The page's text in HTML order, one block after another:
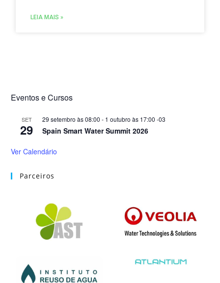
promovem o acesso seguro à água. Além disso,
LEIA MAIS »
Eventos e Cursos
SET
29
29 setembro às 08:00 - 1 outubro às 17:00 -03
Spain Smart Water Summit 2026
Ver Calendário
Parceiros